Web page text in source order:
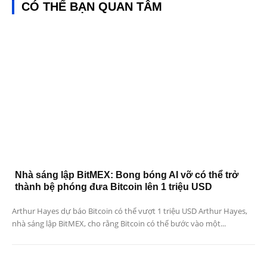
CÓ THỂ BẠN QUAN TÂM
Nhà sáng lập BitMEX: Bong bóng AI vỡ có thể trở
thành bệ phóng đưa Bitcoin lên 1 triệu USD
Arthur Hayes dự báo Bitcoin có thể vượt 1 triệu USD Arthur Hayes,
nhà sáng lập BitMEX, cho rằng Bitcoin có thể bước vào một...